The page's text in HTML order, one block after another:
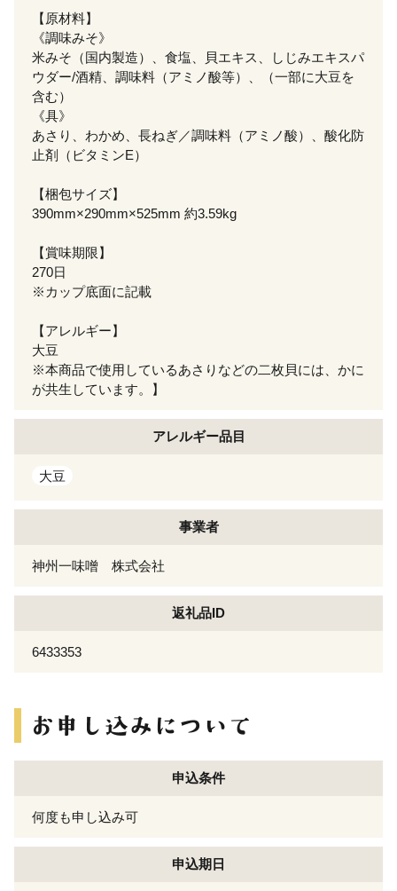
【原材料】
《調味みそ》
米みそ（国内製造）、食塩、貝エキス、しじみエキスパ
ウダー/酒精、調味料（アミノ酸等）、（一部に大豆を
含む）
《具》
あさり、わかめ、長ねぎ／調味料（アミノ酸）、酸化防
止剤（ビタミンE）
【梱包サイズ】
390mm×290mm×525mm 約3.59kg
【賞味期限】
270日
※カップ底面に記載
【アレルギー】
大豆
※本商品で使用しているあさりなどの二枚貝には、かに
が共生しています。】
アレルギー品目
大豆
事業者
神州一味噌 株式会社
返礼品ID
6433353
申込条件
何度も申し込み可
申込期日